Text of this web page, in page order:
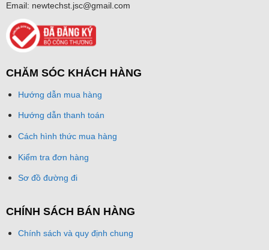
Email: newtechst.jsc@gmail.com
CHĂM SÓC KHÁCH HÀNG
Hướng dẫn mua hàng
Hướng dẫn thanh toán
Cách hình thức mua hàng
Kiểm tra đơn hàng
Sơ đồ đường đi
CHÍNH SÁCH BÁN HÀNG
Chính sách và quy định chung